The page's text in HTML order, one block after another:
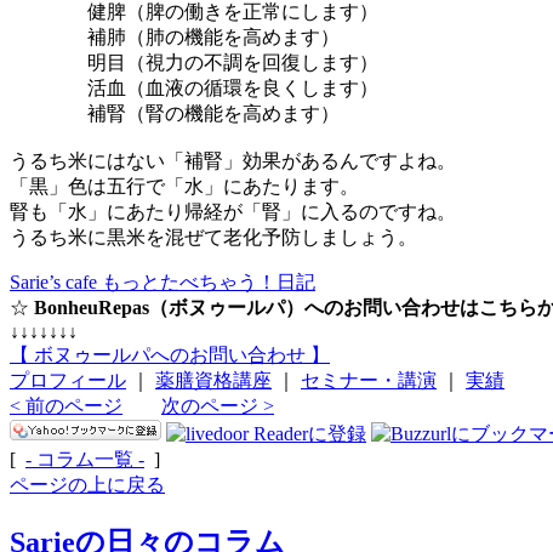
健脾（脾の働きを正常にします）
補肺（肺の機能を高めます）
明目（視力の不調を回復します）
活血（血液の循環を良くします）
補腎（腎の機能を高めます）
うるち米にはない「補腎」効果があるんですよね。
「黒」色は五行で「水」にあたります。
腎も「水」にあたり帰経が「腎」に入るのですね。
うるち米に黒米を混ぜて老化予防しましょう。
Sarie’s cafe もっとたべちゃう！日記
☆ BonheuRepas（ボヌゥールパ）へのお問い合わせはこちら
↓↓↓↓↓↓↓
【 ボヌゥールパへのお問い合わせ 】
プロフィール
薬膳資格講座 セミナー・講演
実績
< 前のページ
次のページ >
[ - コラム一覧 - ]
ページの上に戻る
Sarieの日々のコラム